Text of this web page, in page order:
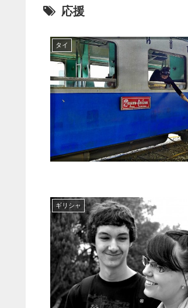
応援
タイ
ギリシャ